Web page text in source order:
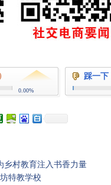
0.00%
踩一下
乡村教育注入书香力量
特教学校